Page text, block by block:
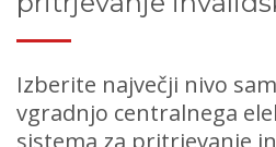
Izberite največji nivo
vgradnjo centralnega
sistema za pritrjevanje